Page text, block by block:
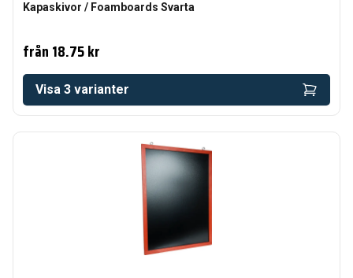
Kapaskivor / Foamboards Svarta
från18.75 kr
Visa 3 varianter